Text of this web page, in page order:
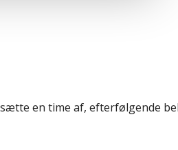
en time af, efterfølgende